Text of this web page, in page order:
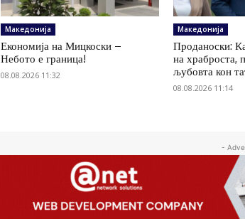
Македонија
Економија на Мицкоски –
Небото е граница!
08.08.2026 11:32
Македонија
Проданоски:
на храброста,
љубовта кон
08.08.2026 11:14
-